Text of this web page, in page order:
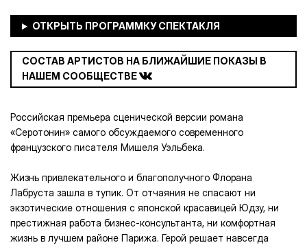
СОСТАВ АРТИСТОВ НА БЛИЖАЙШИЕ ПОКАЗЫ В
НАШЕМ СООБЩЕСТВЕ
Российская премьера сценической версии романа
«Серотонин» самого обсуждаемого современного
французского писателя Мишеля Уэльбека.
Жизнь привлекательного и благополучного Флорана
Лабруста зашла в тупик. От отчаяния не спасают ни
экзотические отношения с японской красавицей Юдзу, ни
престижная работа бизнес-консультанта, ни комфортная
жизнь в лучшем районе Парижа. Герой решает навсегда